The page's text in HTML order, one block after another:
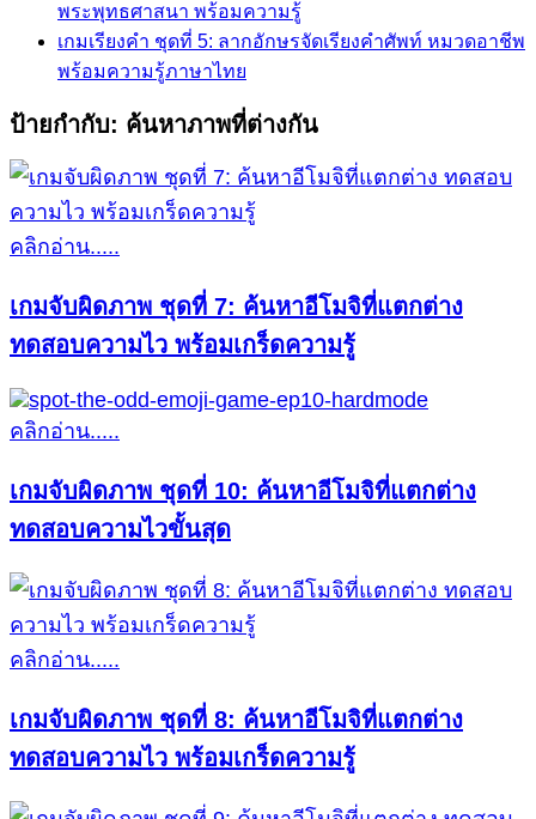
พระพุทธศาสนา พร้อมความรู้
เกมเรียงคำ ชุดที่ 5: ลากอักษรจัดเรียงคำศัพท์ หมวดอาชีพ
พร้อมความรู้ภาษาไทย
ป้ายกำกับ: ค้นหาภาพที่ต่างกัน
คลิกอ่าน.....
เกมจับผิดภาพ ชุดที่ 7: ค้นหาอีโมจิที่แตกต่าง
ทดสอบความไว พร้อมเกร็ดความรู้
คลิกอ่าน.....
เกมจับผิดภาพ ชุดที่ 10: ค้นหาอีโมจิที่แตกต่าง
ทดสอบความไวขั้นสุด
คลิกอ่าน.....
เกมจับผิดภาพ ชุดที่ 8: ค้นหาอีโมจิที่แตกต่าง
ทดสอบความไว พร้อมเกร็ดความรู้